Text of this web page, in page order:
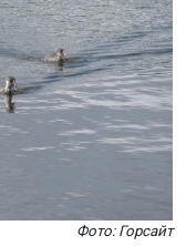
Фото: Горсайт